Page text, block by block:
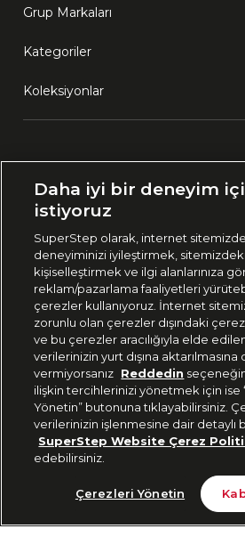
Tükendi
Grup Markaları
Kategoriler
Koleksiyonlar
🇹🇷 Türkiye
444 37 36
Uygulamadan Takip Edin
Bizi Takip Edin
Daha iyi bir deneyim
istiyoruz
SuperStep olarak, internet
deneyiminizi iyileştirmek,
kişiselleştirmek ve ilgi alanlarınıza
reklam/pazarlama faaliyetleri
çerezler kullanıyoruz. İnternet
zorunlu olan çerezler dışındaki
ve bu çerezler aracılığıyla elde
verilerinizin yurt dışına aktarılmasına
vermiyorsanız Reddedin
ilişkin tercihlerinizi yönetmek için ise
Yönetin” butonuna tıklayabilirsiniz.
verilerinizin işlenmesine dair detaylı
SuperStep Website Çerez
edebilirsiniz.
Çerezleri Yönetin